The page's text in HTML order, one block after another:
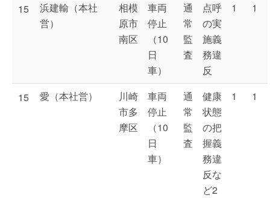
15
浜建輸（本社
営）
相模
原市
南区
車両
停止
（10
日
車）
通
常
監
査
点呼
の実
施義
務違
反
1 1
15 愛（本社営）
川崎
市多
摩区
車両
停止
（10
日
車）
通
常
監
査
健康
状態
の把
握義
務違
反な
ど2
1 1